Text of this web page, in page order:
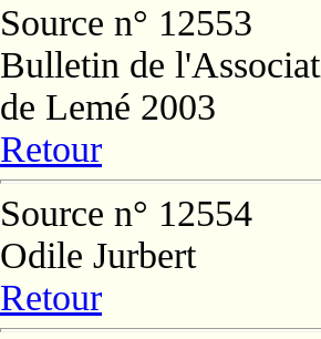
Source n° 12553
Bulletin de
de Lemé 2003
Retour
Source n° 12554
Odile Jurbert
Retour